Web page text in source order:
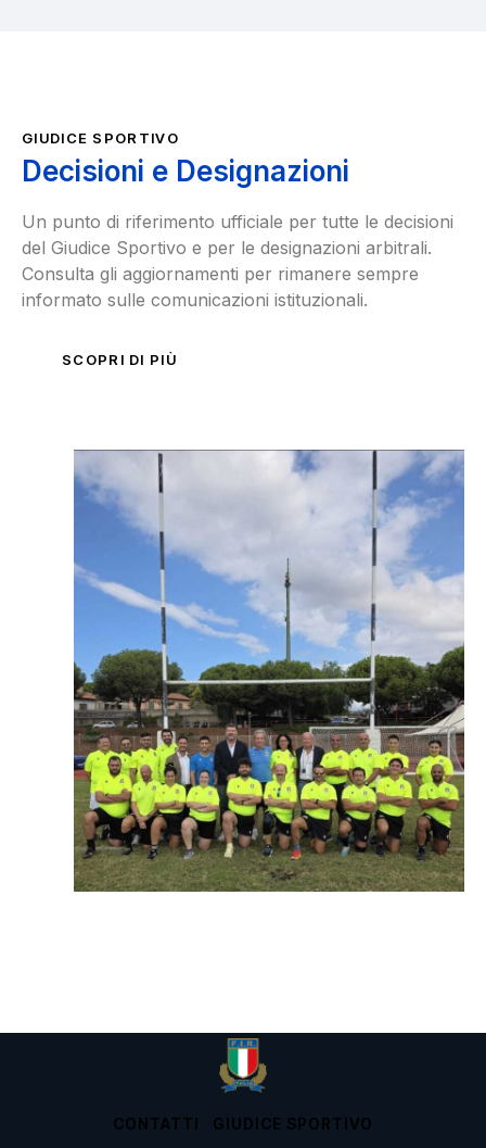
GIUDICE SPORTIVO
Decisioni e Designazioni
Un punto di riferimento ufficiale per tutte le decisioni
del Giudice Sportivo e per le designazioni arbitrali.
Consulta gli aggiornamenti per rimanere sempre
informato sulle comunicazioni istituzionali.
SCOPRI DI PIÙ
CONTATTI GIUDICE SPORTIVO